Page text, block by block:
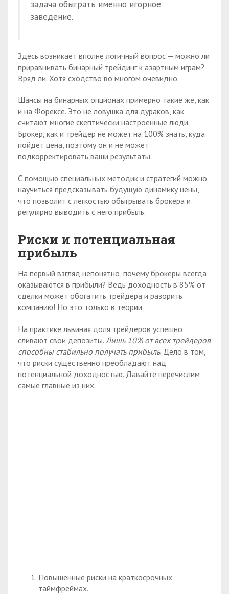
задача обыграть именно игорное
заведение.
Здесь возникает вполне логичный вопрос — можно ли
приравнивать бинарный трейдинг к азартным играм?
Вряд ли. Хотя сходство во многом очевидно.
Шансы на бинарных опционах примерно такие же, как
и на Форексе. Это не ловушка для дураков, как
считают многие скептически настроенные люди.
Брокер, как и трейдер не может на 100% знать, куда
пойдет цена, поэтому он и не может
подкорректировать ваши результаты.
С помощью специальных методик и стратегий можно
научиться предсказывать будущую динамику цены,
что позволит с легкостью обыгрывать брокера и
регулярно выводить с него прибыль.
Риски и потенциальная
прибыль
На первый взгляд непонятно, почему брокеры всегда
оказываются в прибыли? Ведь доходность в 85% от
сделки может обогатить трейдера и разорить
компанию! Но это только в теории.
На практике львиная доля трейдеров успешно
сливают свои депозиты. Лишь 10% от всех трейдеров
способны стабильно получать прибыль. Дело в том,
что риски существенно преобладают над
потенциальной доходностью. Давайте перечислим
самые главные из них.
Повышенные риски на краткосрочных
таймфреймах.